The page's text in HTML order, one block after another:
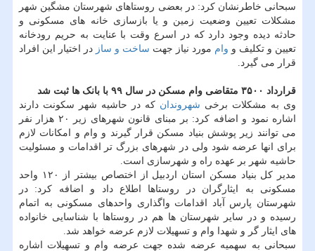
سبحانی خاطرنشان کرد: در بعضی روستاهای شهرستان مشگین شهر
مشکلات تعیین وضعیت زمین و یا بازسازی خانه های مسکونی و
حادثه دیده وجود دارد که در اسرع وقت با عنایت به حریم رودخانه
تعیین و تکلیف و وام مورد نیاز جهت ساخت و ساز در اختیار این افراد
قرار می گیرد.
قرارداد ۳۵۰۰ متقاضی وام مسکن در سال ۹۹ با بانک ها ثبت شد
وی به مشکلات برخی شهروندان که در حاشیه شهر سکونت دارند
اشاره نمود و اضافه کرد: بر مبنای قانون شهرهای زیر ۲۰ هزار نفر
می توانند زیر پوشش بنیاد مسکن قرار گیرند و وام و امکانات لازم
برای انها عرضه شود ولی در شهرهای بزرگ تر اقدامات و مسئولیت
حاشیه شهر بر عهده راه و شهرسازی است.
مدیر کل بنیاد مسکن استان اردبیل از اختصاص بیشتر از ۱۲۰ واحد
مسکونی به ایثارگران در روستاها اطلاع داد و اضافه کرد: در
شهرستان پارس آباد اقدامات واگذاری واحدهای مسکونی به اتمام
رسیده و در سایر شهرستان ها هم در روستاها با شناسایی خانواده
های ایثار گر و شهدا وام و تسهیلات لازم عرضه خواهد شد.
سبحانی به سهمیه عرضه شده جهت عرضه وام و تسهیلات اشاره